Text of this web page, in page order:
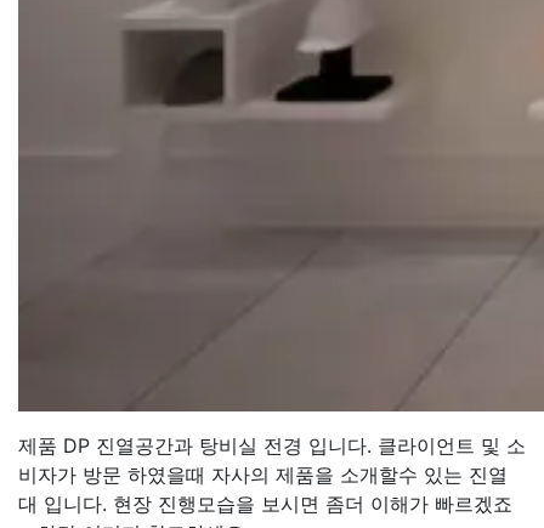
제품 DP 진열공간과 탕비실 전경 입니다. 클라이언트 및 소
비자가 방문 하였을때 자사의 제품을 소개할수 있는 진열
대 입니다. 현장 진행모습을 보시면 좀더 이해가 빠르겠죠